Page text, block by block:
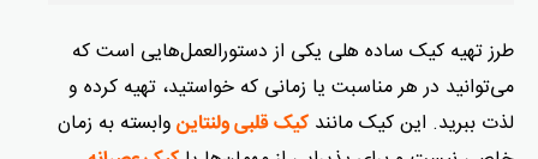
طرز تهیه کیک ساده هلی یکی از دستورالعمل‌هایی است که
می‌توانید در هر مناسبت یا زمانی که خواستید، تهیه کرده و
لذت ببرید. این کیک مانند کیک قلبی ولنتاین وابسته به زمان